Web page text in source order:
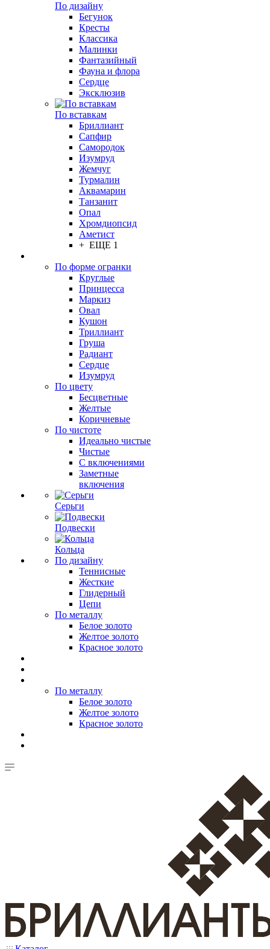
По дизайну
Бегунок
Кресты
Классика
Малинки
Фантазийный
Фауна и флора
Сердце
Эксклюзив
По вставкам
Бриллиант
Сапфир
Самородок
Изумруд
Жемчуг
Турмалин
Аквамарин
Танзанит
Опал
Хромдиопсид
Аметист
+ ЕЩЕ 1
По форме огранки
Круглые
Принцесса
Маркиз
Овал
Кушон
Триллиант
Груша
Радиант
Сердце
Изумруд
По цвету
Бесцветные
Желтые
Коричневые
По чистоте
Идеально чистые
Чистые
С включениями
Заметные
включения
Серьги
Подвески
Кольца
По дизайну
Теннисные
Жесткие
Глидерный
Цепи
По металлу
Белое золото
Желтое золото
Красное золото
По металлу
Белое золото
Желтое золото
Красное золото